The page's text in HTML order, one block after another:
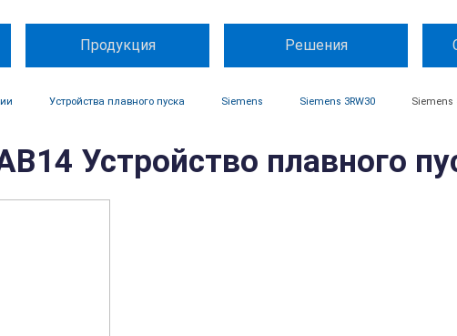
Продукция Решения
Устройства плавного пуска Siemens Siemens 3RW30 Siemens
Устройство плавного